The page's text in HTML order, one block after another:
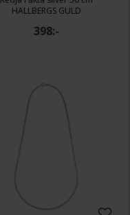
HALLBERGS GULD
398:-